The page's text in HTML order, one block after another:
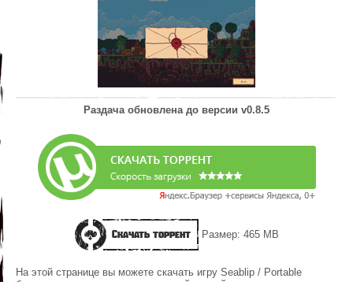
Раздача обновлена до версии v0.8.5
Скачать торрент Размер: 465 MB
На этой странице вы можете скачать игру Seablip / Portable